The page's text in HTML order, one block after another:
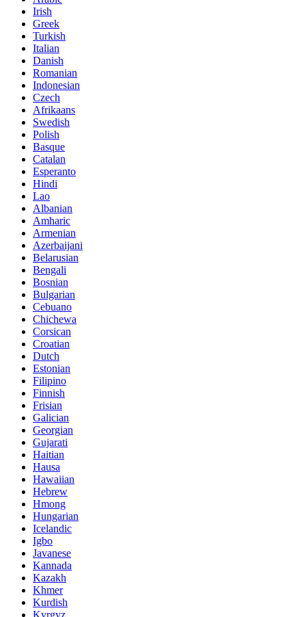
Irish
Greek
Turkish
Italian
Danish
Romanian
Indonesian
Czech
Afrikaans
Swedish
Polish
Basque
Catalan
Esperanto
Hindi
Lao
Albanian
Amharic
Armenian
Azerbaijani
Belarusian
Bengali
Bosnian
Bulgarian
Cebuano
Chichewa
Corsican
Croatian
Dutch
Estonian
Filipino
Finnish
Frisian
Galician
Georgian
Gujarati
Haitian
Hausa
Hawaiian
Hebrew
Hmong
Hungarian
Icelandic
Igbo
Javanese
Kannada
Kazakh
Khmer
Kurdish
Kyrgyz